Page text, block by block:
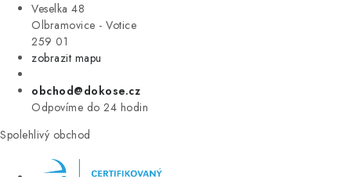
Veselka 48
Olbramovice - Votice
259 01
zobrazit mapu
obchod@dokose.cz
Odpovíme do 24 hodin
Spolehlivý obchod
VÝPRODEJ
ZNAČKY
Úvod Kontakt Blog
Moje objednávka